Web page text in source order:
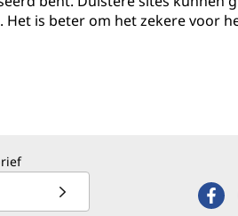
is beter om het zekere voor